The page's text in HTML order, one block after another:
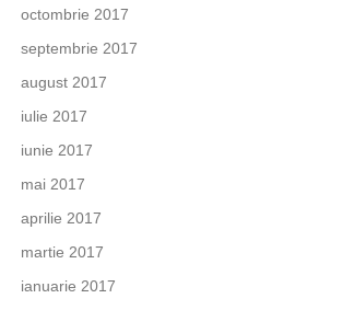
octombrie 2017
septembrie 2017
august 2017
iulie 2017
iunie 2017
mai 2017
aprilie 2017
martie 2017
ianuarie 2017